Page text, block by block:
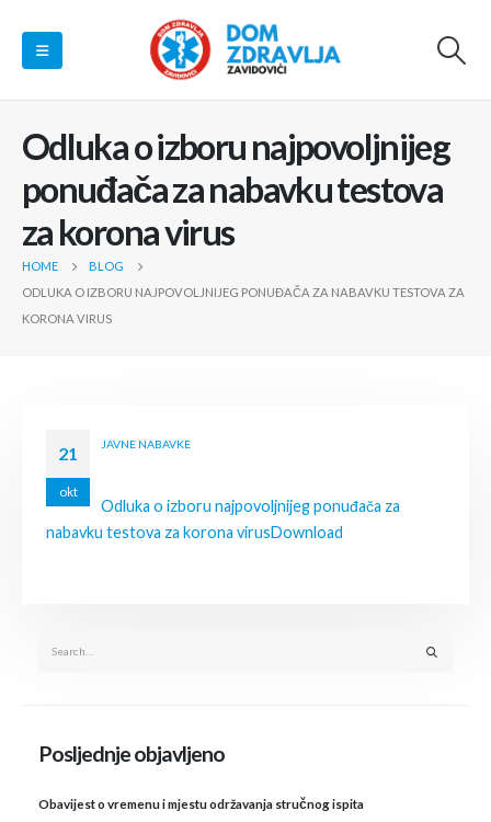
Odluka o izboru najpovoljnijeg
ponuđača za nabavku testova
za korona virus
HOME
BLOG
ODLUKA O IZBORU NAJPOVOLJNIJEG PONUĐAČA ZA NABAVKU TESTOVA ZA
KORONA VIRUS
21
okt
JAVNE NABAVKE
Odluka o izboru najpovoljnijeg ponuđača za
nabavku testova za korona virusDownload
Posljednje objavljeno
Obavijest o vremenu i mjestu održavanja stručnog ispita